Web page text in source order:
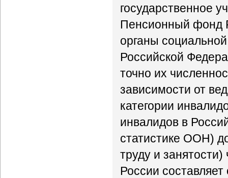
государственное
Пенсионный фонд
органы
Российской
точно их
зависимости от
категории
инвалидов в
статистике ООН)
труду и
России